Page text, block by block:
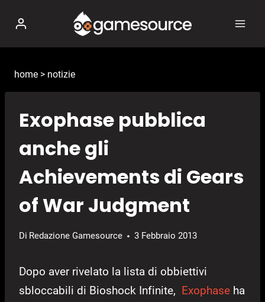
contenuto
home > notizie
Exophase pubblica
anche gli
Achievements di Gears
of War Judgment
Di Redazione Gamesource 3 Febbraio 2013
Dopo aver rivelato la lista di obbiettivi
sbloccabili di Bioshock Infinite, Exophase ha